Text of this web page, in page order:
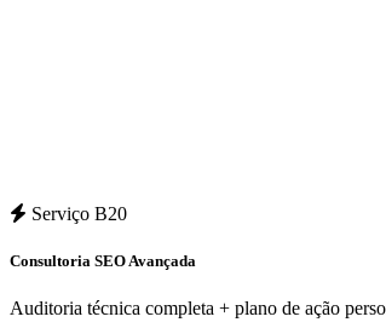
Serviço B20
Consultoria SEO Avançada
Auditoria técnica completa + plano de ação